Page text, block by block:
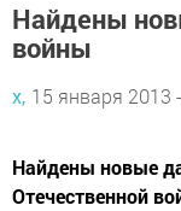
Найдены
войны
х, 15 января 2013
Найдены новые
Отечественной